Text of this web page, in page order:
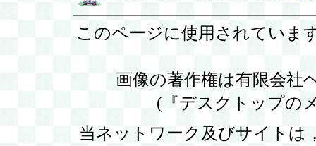
このページに使用されていま
画像の著作権は有限会社
(『デスクトップの
当ネットワーク及びサイトは